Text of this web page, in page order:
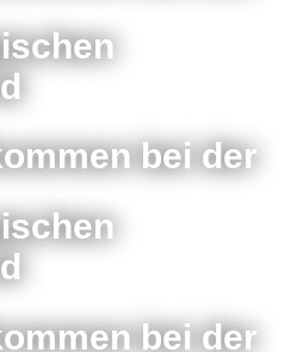
bei der
bei der